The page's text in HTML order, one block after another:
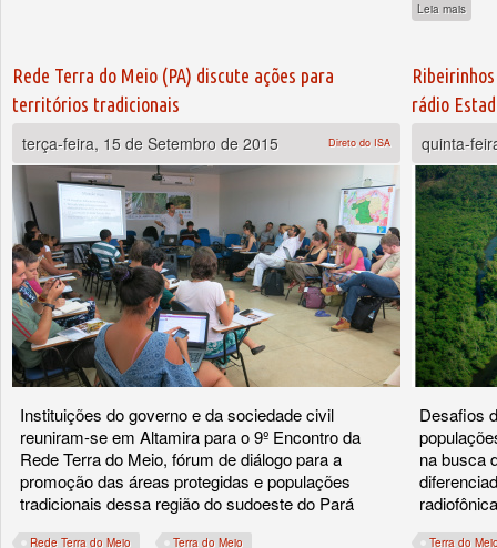
Leia mais
Rede Terra do Meio (PA) discute ações para
territórios tradicionais
terça-feira, 15 de Setembro de 2015
Direto do ISA
Instituições do governo e da sociedade civil
reuniram-se em Altamira para o 9º Encontro da
Rede Terra do Meio, fórum de diálogo para a
promoção das áreas protegidas e populações
tradicionais dessa região do sudoeste do Pará
Rede Terra do Meio Terra do Meio
rádio
quinta-
Desafios
na busca
radiofônica
Terra do